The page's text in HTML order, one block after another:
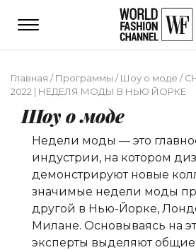
Главная /Программы /Шоу о моде /
2022 | НЕДЕЛЯ МОДЫ В НЬЮ ЙОРКЕ
Шоу о моде
Недели моды — это
индустрии, на котором
демонстрируют новые
значимые недели моды
другой в Нью-Йорке,
Милане. Основываясь на
эксперты выделяют